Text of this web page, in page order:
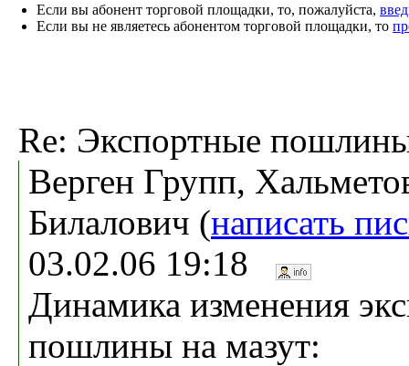
Если вы абонент торговой площадки, то, пожалуйста,
Если вы не являетесь абонентом торговой площадки, то
Re: Экспортные
Верген Групп,
Билалович (написать
03.02.06 19:18
Динамика изменения
пошлины на мазут: